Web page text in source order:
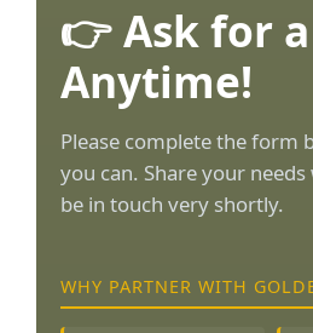
👉 Ask for
Anytime!
Please complete the form
you can. Share your needs
be in touch very shortly.
WHY PARTNER WITH